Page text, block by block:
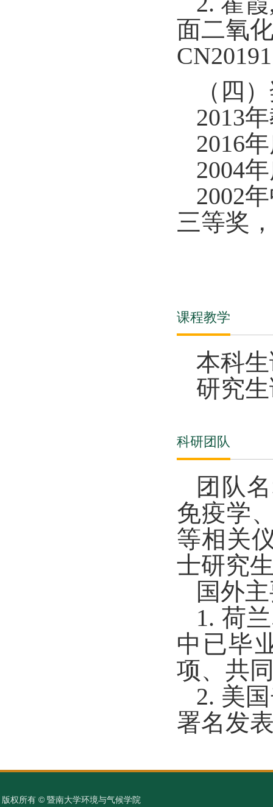
面二氧
（四
2013年
2016年
2004年
2002年
三等奖
课程教学
本科
研究
科研团队
团队
免疫学
等相关
士研究
国外
1. 荷
中已毕
项、共
2. 美
署名发
版权所有 © 暨南大学环境与气候学院